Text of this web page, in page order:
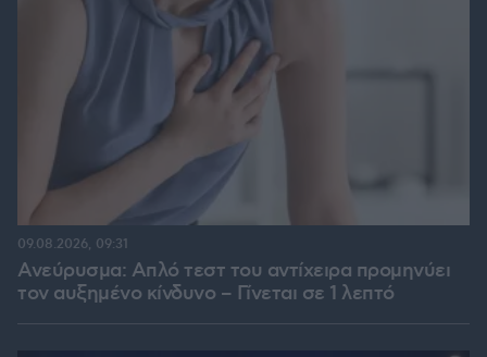
Ανεύρυσμα: Απλό τεστ του αντίχειρα προμηνύει
τον αυξημένο κίνδυνο – Γίνεται σε 1 λεπτό
09.08.2026, 09:31